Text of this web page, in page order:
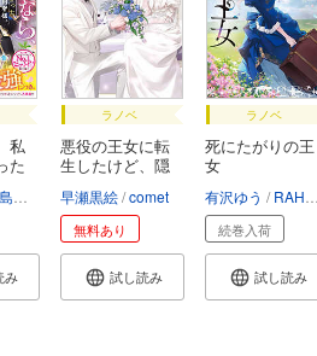
私
た
キ
み
ラノベ
悪役の王女に転
生したけど、隠
早瀬黒絵 comet
無料あり
試し読み
ラノベ
死にたがりの王
女
有沢ゆう RAHWIA
続巻入荷
試し読み